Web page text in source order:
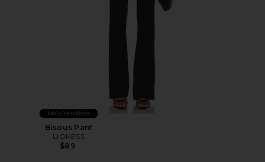
Mais Vendidos
Bisous Pant
LIONESS
$89